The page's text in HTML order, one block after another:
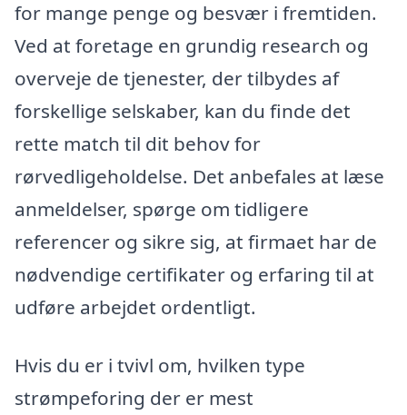
for mange penge og besvær i fremtiden.
Ved at foretage en grundig research og
overveje de tjenester, der tilbydes af
forskellige selskaber, kan du finde det
rette match til dit behov for
rørvedligeholdelse. Det anbefales at læse
anmeldelser, spørge om tidligere
referencer og sikre sig, at firmaet har de
nødvendige certifikater og erfaring til at
udføre arbejdet ordentligt.
Hvis du er i tvivl om, hvilken type
strømpeforing der er mest